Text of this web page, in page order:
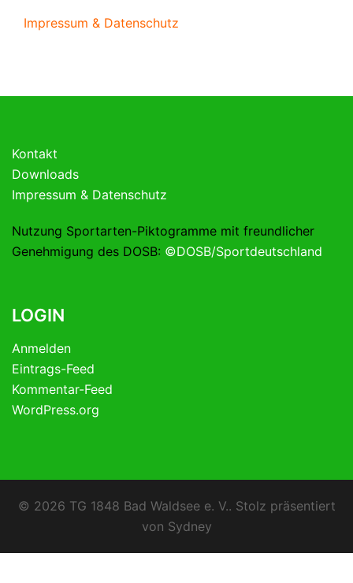
Impressum & Datenschutz
Kontakt
Downloads
Impressum & Datenschutz
Nutzung Sportarten-Piktogramme mit freundlicher
Genehmigung des DOSB: ©DOSB/Sportdeutschland
LOGIN
Anmelden
Eintrags-Feed
Kommentar-Feed
WordPress.org
© 2026 TG 1848 Bad Waldsee e. V.. Stolz präsentiert
von Sydney